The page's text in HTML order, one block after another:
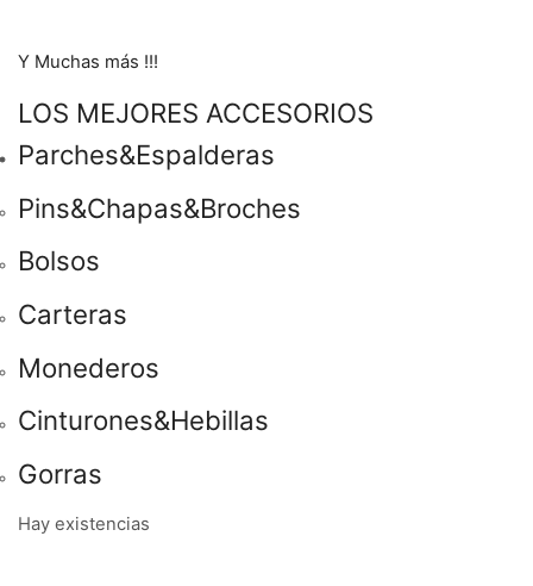
Y Muchas más !!!
LOS MEJORES ACCESORIOS
Parches&Espalderas
Pins&Chapas&Broches
Bolsos
Carteras
Monederos
Cinturones&Hebillas
Gorras
Hay existencias